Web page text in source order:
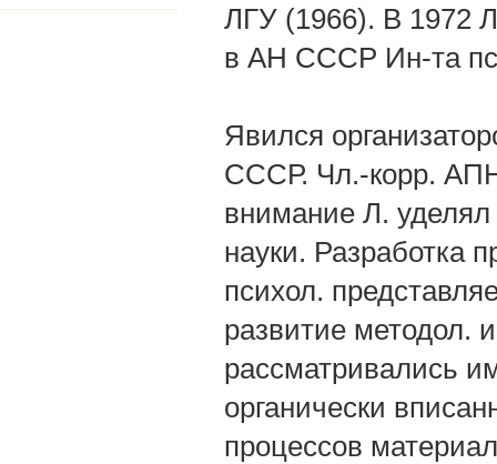
ЛГУ (1966). В 1972
в АН СССР Ин-та
Явился
СССР. Чл.-корр.
внимание Л.
науки. Разработка
психол.
развитие методол.
рассматривались
органически
процессов